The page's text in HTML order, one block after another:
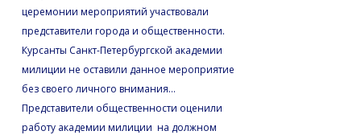
церемонии мероприятий участвовали
представители города и общественности.
Курсанты Санкт-Петербургской академии
милиции не оставили данное мероприятие
без своего личного внимания…
Представители общественности оценили
работу академии милиции на должном